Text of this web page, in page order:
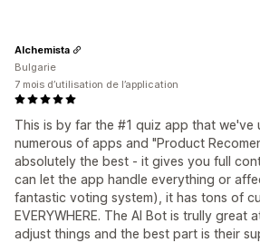
This is by far the #1 quiz app that we've
numerous of apps and "Product
absolutely the best - it gives you full
can let the app handle everything or
fantastic voting system), it has tons of
EVERYWHERE. The AI Bot is trully great
adjust things and the best part is their
Alchemista
Bulgarie
7 mois d’utilisation de l’application